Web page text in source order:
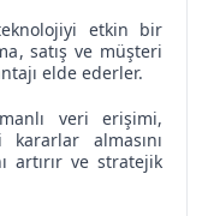
etkin bir
satış ve müşteri
elde ederler.
veri erişimi,
almasını
artırır ve stratejik